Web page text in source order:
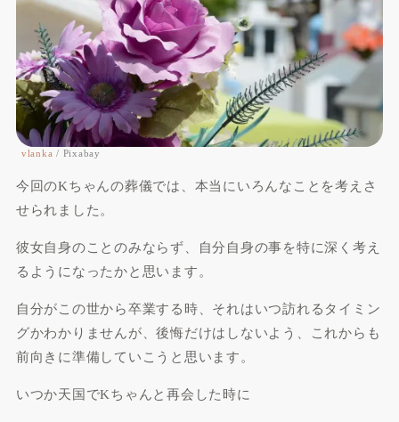
vlanka / Pixabay
今回のKちゃんの葬儀では、本当にいろんなことを考えさ
せられました。
彼女自身のことのみならず、自分自身の事を特に深く考え
るようになったかと思います。
自分がこの世から卒業する時、それはいつ訪れるタイミン
グかわかりませんが、後悔だけはしないよう、これからも
前向きに準備していこうと思います。
いつか天国でKちゃんと再会した時に